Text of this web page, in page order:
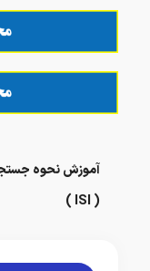
آموزش نحوه جستجو